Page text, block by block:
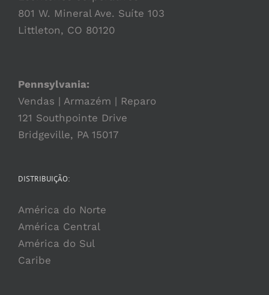
801 W. Mineral Ave. Suíte 103
Littleton, CO 80120
Pennsylvania:
Vendas | Armazém | Reparo
121 Southpointe Drive
Bridgeville, PA 15017
DISTRIBUIÇÃO:
América do Norte
América Central
América do Sul
Caribe